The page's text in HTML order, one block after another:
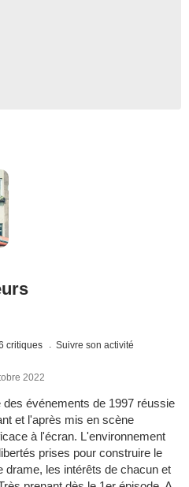
critiques Suivre son activité
2022
événements de 1997 réussie
et l'après mis en scène
à l'écran. L'environnement
prises pour construire le
drame, les intérêts de chacun et